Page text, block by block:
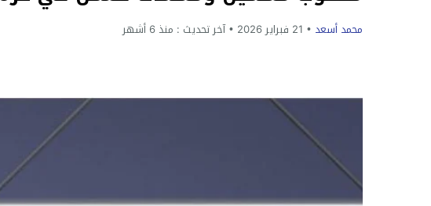
محمد أسعد 21 فبراير 2026 آخر تحديث : منذ 6 أشهر